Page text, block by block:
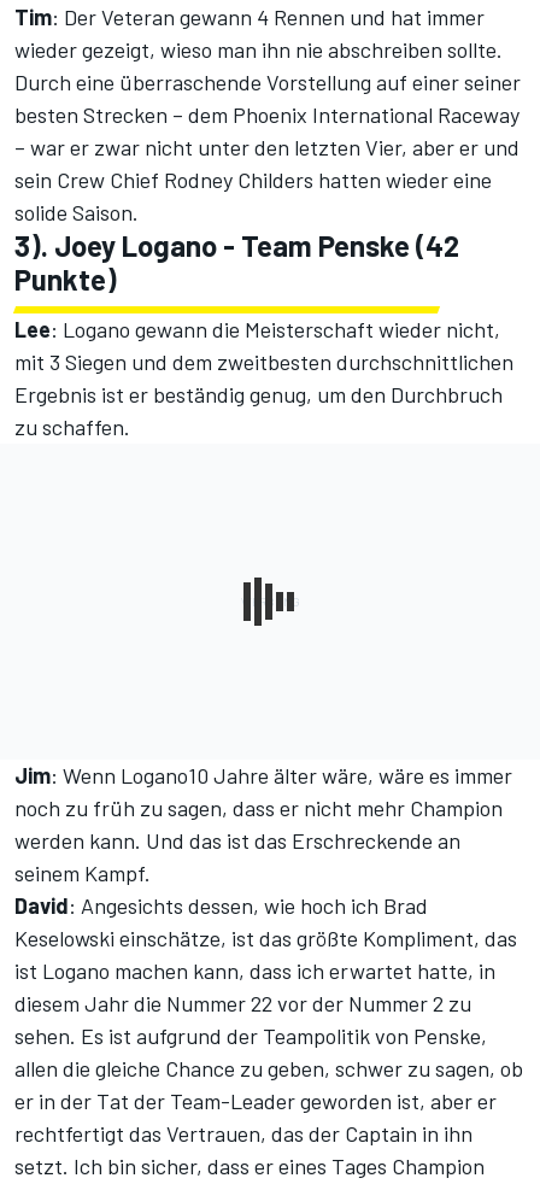
Tim: Der Veteran gewann 4 Rennen und hat immer
wieder gezeigt, wieso man ihn nie abschreiben sollte.
Durch eine überraschende Vorstellung auf einer seiner
besten Strecken – dem Phoenix International Raceway
– war er zwar nicht unter den letzten Vier, aber er und
sein Crew Chief Rodney Childers hatten wieder eine
solide Saison.
3). Joey Logano - Team Penske (42
Punkte)
Lee: Logano gewann die Meisterschaft wieder nicht,
mit 3 Siegen und dem zweitbesten durchschnittlichen
Ergebnis ist er beständig genug, um den Durchbruch
zu schaffen.
Jim: Wenn Logano10 Jahre älter wäre, wäre es immer
noch zu früh zu sagen, dass er nicht mehr Champion
werden kann. Und das ist das Erschreckende an
seinem Kampf.
David: Angesichts dessen, wie hoch ich Brad
Keselowski einschätze, ist das größte Kompliment, das
ist Logano machen kann, dass ich erwartet hatte, in
diesem Jahr die Nummer 22 vor der Nummer 2 zu
sehen. Es ist aufgrund der Teampolitik von Penske,
allen die gleiche Chance zu geben, schwer zu sagen, ob
er in der Tat der Team-Leader geworden ist, aber er
rechtfertigt das Vertrauen, das der Captain in ihn
setzt. Ich bin sicher, dass er eines Tages Champion